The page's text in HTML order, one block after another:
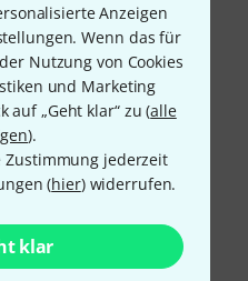
Anzeigen
Wenn das für
Nutzung von Cookies
und Marketing
auf „Geht klar“ zu (alle
).
Zustimmung jederzeit
(hier) widerrufen.
klar
die Optima Saiten
das gewisse Etwas.
dieser saiten
bescheren dem
lange Freude am
Saiten ist enorm !
Vergleiche zu anderen